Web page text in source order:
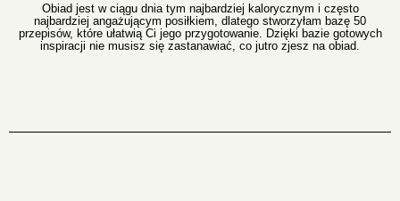
Obiad jest w ciągu dnia tym najbardziej kalorycznym i często
najbardziej angażującym posiłkiem, dlatego stworzyłam bazę 50
przepisów, które ułatwią Ci jego przygotowanie. Dzięki bazie gotowych
inspiracji nie musisz się zastanawiać, co jutro zjesz na obiad.